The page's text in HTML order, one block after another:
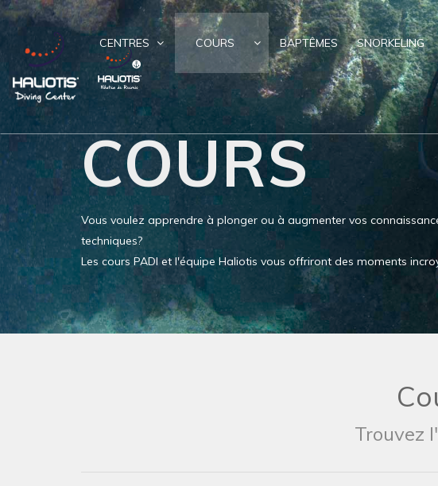
CENTRES COURS BAPTÊMES SNORKELING
COURS
Vous voulez apprendre à plonger ou à augmenter vos
techniques?
Les cours PADI et l'équipe Haliotis vous offriront des moments
Trouvez